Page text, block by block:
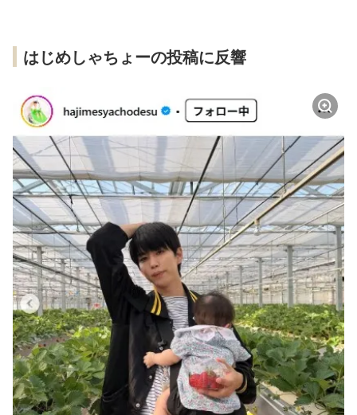
はじめしゃちょーの投稿に反響